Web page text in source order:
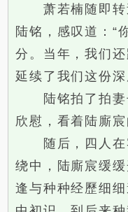
萧若楠随即转
陆铭，感叹道：“
分。当年，我们
延续了我们这份深
陆铭拍了拍妻
欣慰，看着陆廝
随后，四人在
绕中，陆廝宸缓
逢与种种经歷细